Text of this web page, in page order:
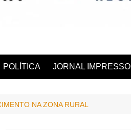
POLÍTICA JORNAL IMPRESSO
NA ZONA RURAL